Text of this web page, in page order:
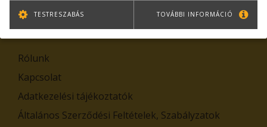
Leiratkozás
Kiemelt tartalmak
Rólunk
Kapcsolat
Adatkezelési tájékoztatók
Általános Szerződési Feltételek, Szabályzatok
TESTRESZABÁS TOVÁBBI INFORMÁCIÓ